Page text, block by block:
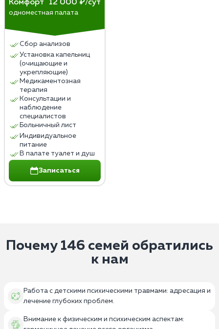
Комфорт 12 000 ₽/сут
одноместная палата
Сбор анализов
Установка капельниц
(очищающие и
укрепляющие)
Медикаментозная
терапия
Консультации и
наблюдение
специалистов
Больничный лист
Индивидуальное
питание
В палате туалет и душ
Записаться
Почему 146 семей обратились
к нам
Работа с детскими психическими травмами: адресация и
лечение глубоких проблем.
Внимание к физическим и психическим аспектам: